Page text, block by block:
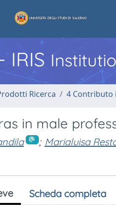
IRIS
Ricerca 4 Contributo
in male
; Marialuisa
Scheda completa